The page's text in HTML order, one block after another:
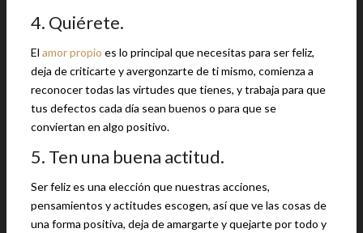
4. Quiérete.
El amor propio es lo principal que necesitas para ser feliz,
deja de criticarte y avergonzarte de ti mismo, comienza a
reconocer todas las virtudes que tienes, y trabaja para que
tus defectos cada día sean buenos o para que se
conviertan en algo positivo.
5. Ten una buena actitud.
Ser feliz es una elección que nuestras acciones,
pensamientos y actitudes escogen, así que ve las cosas de
una forma positiva, deja de amargarte y quejarte por todo y